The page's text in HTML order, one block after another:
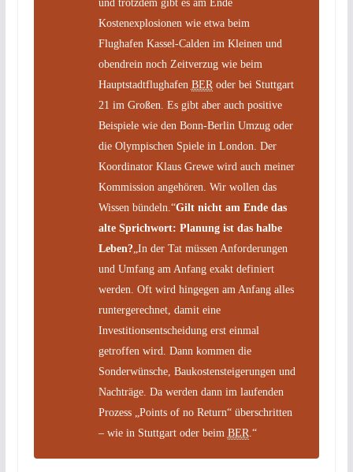
und trotzdem gibt es am Ende
Kostenexplosionen wie etwa beim
Flughafen Kassel-Calden im Kleinen und
obendrein noch Zeitverzug wie beim
Hauptstadtflughafen BERoder bei Stuttgart
21 im Großen. Es gibt aber auch positive
Beispiele wie den Bonn-Berlin Umzug oder
die Olympischen Spiele in London. Der
Koordinator Klaus Grewe wird auch meiner
Kommission angehören. Wir wollen das
Wissen bündeln.“Gilt nicht am Ende das
alte Sprichwort: Planung ist das halbe
Leben?„In der Tat müssen Anforderungen
und Umfang am Anfang exakt definiert
werden. Oft wird hingegen am Anfang alles
runtergerechnet, damit eine
Investitionsentscheidung erst einmal
getroffen wird. Dann kommen die
Sonderwünsche, Baukostensteigerungen und
Nachträge. Da werden dann im laufenden
Prozess „Points of no Return“ überschritten
– wie in Stuttgart oder beim BER.“